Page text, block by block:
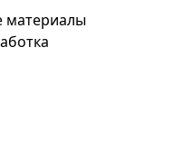
материалы